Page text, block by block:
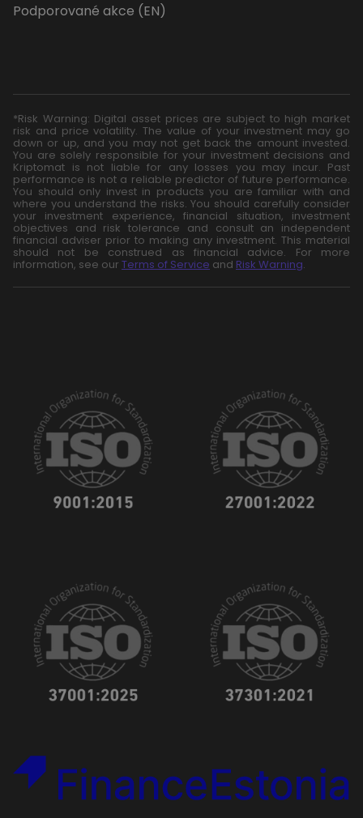
Podporované akce (EN)
*Risk Warning: Digital asset prices are subject to high market
risk and price volatility. The value of your investment may go
down or up, and you may not get back the amount invested.
You are solely responsible for your investment decisions and
Kriptomat is not liable for any losses you may incur. Past
performance is not a reliable predictor of future performance.
You should only invest in products you are familiar with and
where you understand the risks. You should carefully consider
your investment experience, financial situation, investment
objectives and risk tolerance and consult an independent
financial adviser prior to making any investment. This material
should not be construed as financial advice. For more
information, see our Terms of Service and Risk Warning.